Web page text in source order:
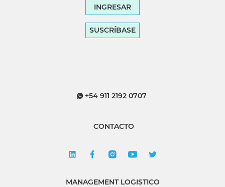
INGRESAR
SUSCRÍBASE
+54 911 2192 0707
CONTACTO
MANAGEMENT LOGISTICO